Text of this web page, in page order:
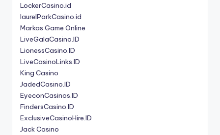
LockerCasino.id
laurelParkCasino.id
Markas Game Online
LiveGalaCasino.ID
LionessCasino.ID
LiveCasinoLinks.ID
King Casino
JadedCasino.ID
EyeconCasinos.ID
FindersCasino.ID
ExclusiveCasinoHire.ID
Jack Casino